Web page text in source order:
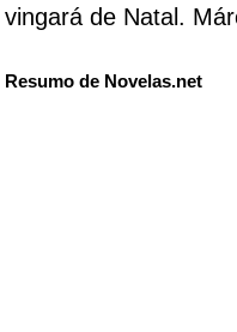
vingará de Natal.
Resumo de Novelas.net